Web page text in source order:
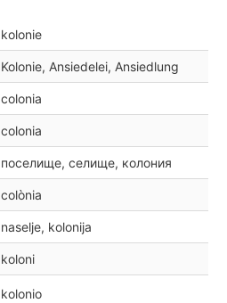
kolonie
Kolonie, Ansiedelei, Ansiedlung
colonia
colonia
поселище, селище, колония
colònia
naselje, kolonija
koloni
kolonio